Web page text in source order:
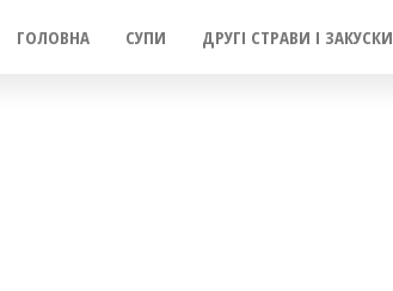
ГОЛОВНА СУПИ ДРУГІ СТРАВИ І ЗАКУСКИ